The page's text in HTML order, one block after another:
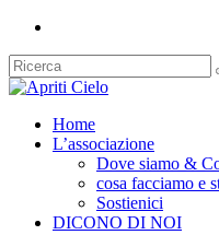
Home
L’associazione
Dove siamo &
cosa facciamo e
Sostienici
DICONO DI NOI